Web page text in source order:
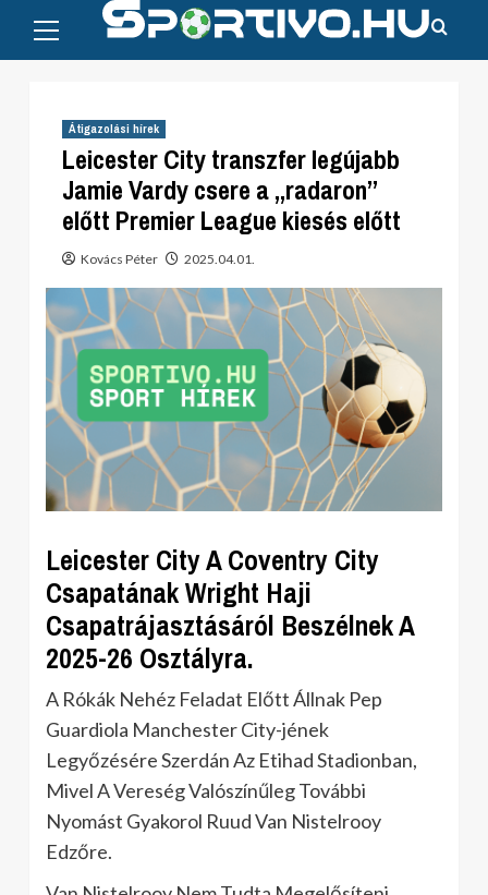
content
Menu
Átigazolási hírek
Leicester City transzfer legújabb
Jamie Vardy csere a „radaron”
előtt Premier League kiesés előtt
Kovács Péter 2025.04.01.
Leicester City A Coventry City
Csapatának Wright Haji
Csapatrájasztásáról Beszélnek A
2025-26 Osztályra.
A Rókák Nehéz Feladat Előtt Állnak Pep
Guardiola Manchester City-jének
Legyőzésére Szerdán Az Etihad Stadionban,
Mivel A Vereség Valószínűleg További
Nyomást Gyakorol Ruud Van Nistelrooy
Edzőre.